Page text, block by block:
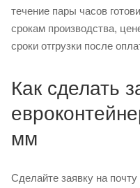
течение пары часов
срокам производства,
сроки отгрузки после
Как сделать
мм
Сделайте заявку на почту